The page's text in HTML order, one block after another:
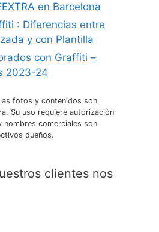
en Barcelona
: Diferencias entre
y con Plantilla
con Graffiti –
2023-24
las fotos y contenidos son
Su uso requiere autorización
nombres comerciales son
dueños.
clientes nos